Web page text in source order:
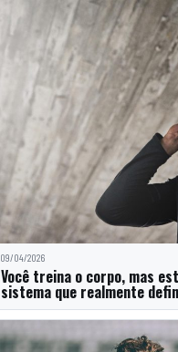
09/04/2026
Você treina o corpo, mas
sistema que realmente